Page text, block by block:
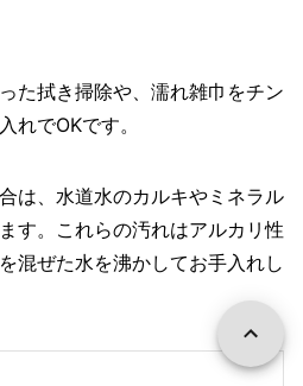
た拭き掃除や、濡れ雑巾をチン
れでOKです。
は、水道水のカルキやミネラル
す。これらの汚れはアルカリ性
混ぜた水を沸かしてお手入れし